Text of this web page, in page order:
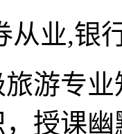
从业,银
游专
授课